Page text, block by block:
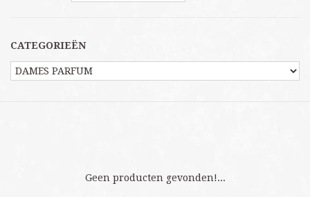
CATEGORIEËN
Geen producten gevonden!...